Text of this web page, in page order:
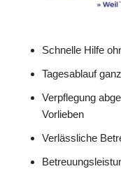
Schnelle Hilfe
Tagesablauf
Verpflegung
Vorlieben
Verlässliche